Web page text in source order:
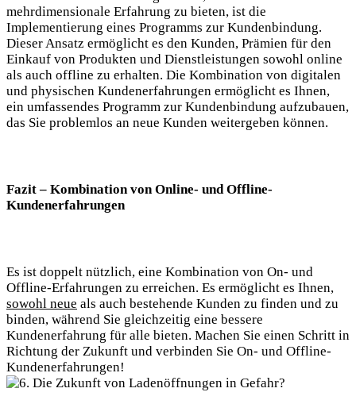
mehrdimensionale Erfahrung zu bieten, ist die
Implementierung eines Programms zur Kundenbindung.
Dieser Ansatz ermöglicht es den Kunden, Prämien für den
Einkauf von Produkten und Dienstleistungen sowohl online
als auch offline zu erhalten. Die Kombination von digitalen
und physischen Kundenerfahrungen ermöglicht es Ihnen,
ein umfassendes Programm zur Kundenbindung aufzubauen,
das Sie problemlos an neue Kunden weitergeben können.
Fazit – Kombination von Online- und Offline-
Kundenerfahrungen
Es ist doppelt nützlich, eine Kombination von On- und
Offline-Erfahrungen zu erreichen. Es ermöglicht es Ihnen,
sowohl neue als auch bestehende Kunden zu finden und zu
binden, während Sie gleichzeitig eine bessere
Kundenerfahrung für alle bieten. Machen Sie einen Schritt in
Richtung der Zukunft und verbinden Sie On- und Offline-
Kundenerfahrungen!